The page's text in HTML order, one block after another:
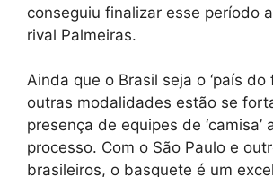
conseguiu finalizar esse período
rival Palmeiras.
Ainda que o Brasil seja o ‘país do
outras modalidades estão se
presença de equipes de ‘camisa’
processo. Com o São Paulo e
brasileiros, o basquete é um